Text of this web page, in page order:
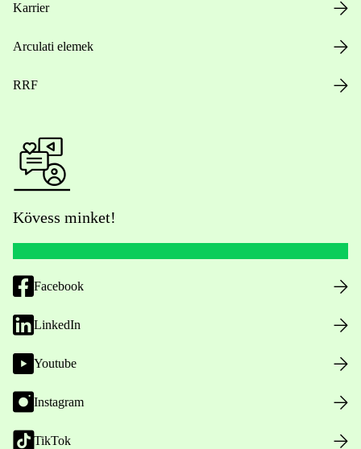
Karrier
Arculati elemek
RRF
Kövess minket!
Facebook
LinkedIn
Youtube
Instagram
TikTok